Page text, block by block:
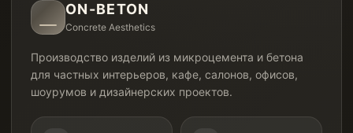
ON-BETON
Concrete Aesthetics
Производство изделий из микроцемента и бетона
для частных интерьеров, кафе, салонов, офисов,
шоурумов и дизайнерских проектов.